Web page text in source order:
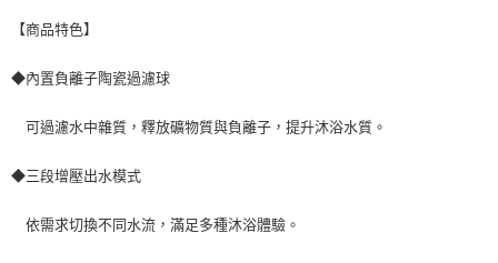
【商品特色】
◆內置負離子陶瓷過濾球
可過濾水中雜質，釋放礦物質與負離子，提升沐浴水質。
◆三段增壓出水模式
依需求切換不同水流，滿足多種沐浴體驗。